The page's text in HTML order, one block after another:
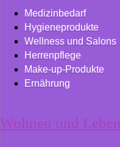
Medizinbedarf
Hygieneprodukte
Wellness und Salons
Herrenpflege
Make-up-Produkte
Ernährung
Wohnen und Leben